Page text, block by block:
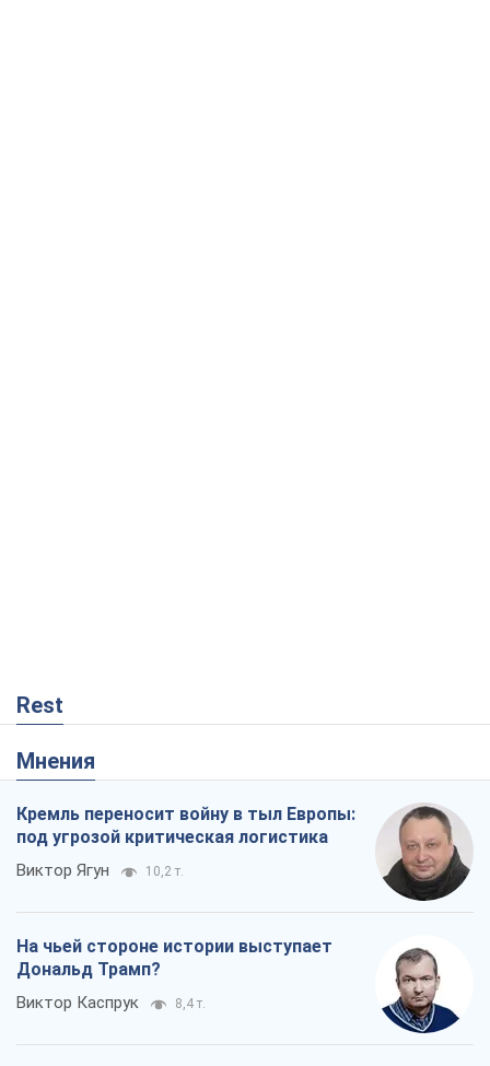
Rest
Мнения
Кремль переносит войну в тыл Европы:
под угрозой критическая логистика
Виктор Ягун 10,2 т.
На чьей стороне истории выступает
Дональд Трамп?
Виктор Каспрук 8,4 т.